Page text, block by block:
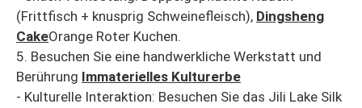
(Frittfisch + knusprig Schweinefleisch), Dingsheng
CakeOrange Roter Kuchen.
5. Besuchen Sie eine handwerkliche Werkstatt und
Berührung Immaterielles Kulturerbe
- Kulturelle Interaktion: Besuchen Sie das Jili Lake Silk